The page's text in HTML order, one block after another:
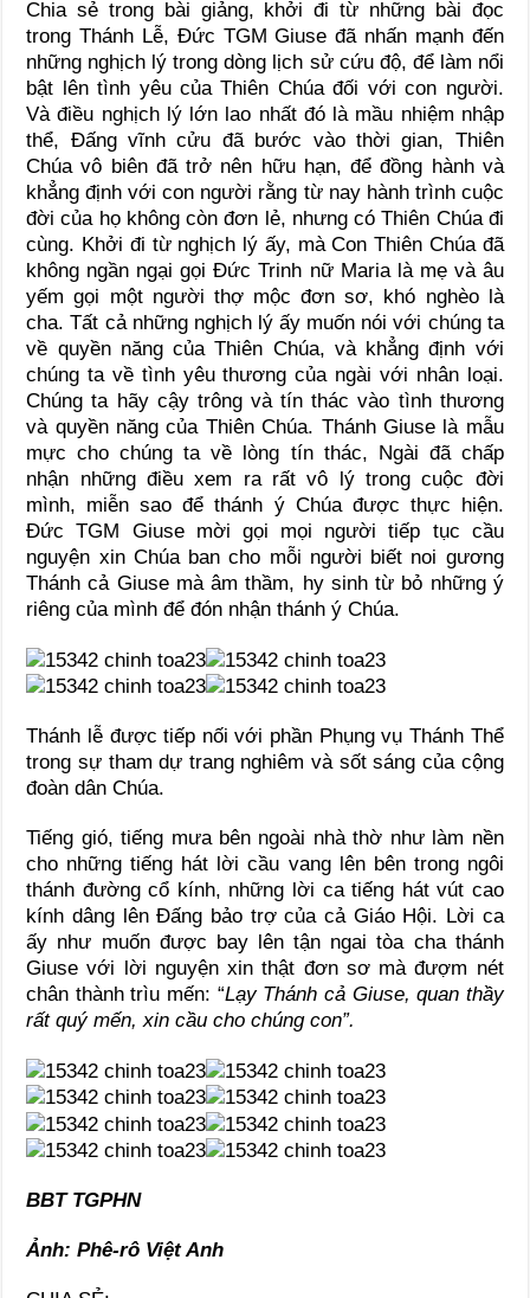
Chia sẻ trong bài giảng, khởi đi từ những bài đọc
trong Thánh Lễ, Đức TGM Giuse đã nhấn mạnh đến
những nghịch lý trong dòng lịch sử cứu độ, để làm nổi
bật lên tình yêu của Thiên Chúa đối với con người.
Và điều nghịch lý lớn lao nhất đó là mầu nhiệm nhập
thể, Đấng vĩnh cửu đã bước vào thời gian, Thiên
Chúa vô biên đã trở nên hữu hạn, để đồng hành và
khẳng định với con người rằng từ nay hành trình cuộc
đời của họ không còn đơn lẻ, nhưng có Thiên Chúa đi
cùng. Khởi đi từ nghịch lý ấy, mà Con Thiên Chúa đã
không ngần ngại gọi Đức Trinh nữ Maria là mẹ và âu
yếm gọi một người thợ mộc đơn sơ, khó nghèo là
cha. Tất cả những nghịch lý ấy muốn nói với chúng ta
về quyền năng của Thiên Chúa, và khẳng định với
chúng ta về tình yêu thương của ngài với nhân loại.
Chúng ta hãy cậy trông và tín thác vào tình thương
và quyền năng của Thiên Chúa. Thánh Giuse là mẫu
mực cho chúng ta về lòng tín thác, Ngài đã chấp
nhận những điều xem ra rất vô lý trong cuộc đời
mình, miễn sao để thánh ý Chúa được thực hiện.
Đức TGM Giuse mời gọi mọi người tiếp tục cầu
nguyện xin Chúa ban cho mỗi người biết noi gương
Thánh cả Giuse mà âm thầm, hy sinh từ bỏ những ý
riêng của mình để đón nhận thánh ý Chúa.
Thánh lễ được tiếp nối với phần Phụng vụ Thánh Thể
trong sự tham dự trang nghiêm và sốt sáng của cộng
đoàn dân Chúa.
Tiếng gió, tiếng mưa bên ngoài nhà thờ như làm nền
cho những tiếng hát lời cầu vang lên bên trong ngôi
thánh đường cổ kính, những lời ca tiếng hát vút cao
kính dâng lên Đấng bảo trợ của cả Giáo Hội. Lời ca
ấy như muốn được bay lên tận ngai tòa cha thánh
Giuse với lời nguyện xin thật đơn sơ mà đượm nét
chân thành trìu mến: “Lạy Thánh cả Giuse, quan thầy
rất quý mến, xin cầu cho chúng con”.
BBT TGPHN
Ảnh: Phê-rô Việt Anh